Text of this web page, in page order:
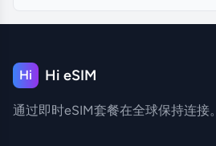
Hi Hi eSIM
通过即时eSIM套餐在全球保持连接。